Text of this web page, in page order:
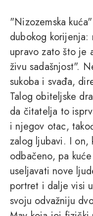
"Nizozemska
dubokog
upravo zato što je
živu sadašnjost".
sukoba i svađa,
Talog obiteljske
da čitatelja to
i njegov otac,
zalog ljubavi. I on,
odbačeno, pa
useljavati nove
portret i dalje visi
svoju odvažniju